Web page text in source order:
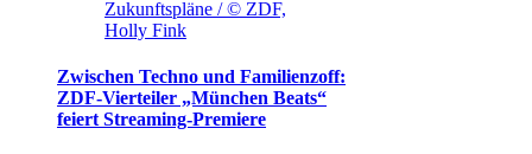
Zukunftspläne / © ZDF,
Holly Fink
Zwischen Techno und Familienzoff:
ZDF-Vierteiler „München Beats“
feiert Streaming-Premiere